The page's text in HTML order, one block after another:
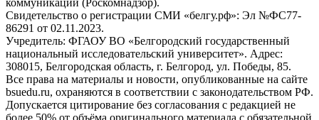
Свидетельство о регистрации СМИ «белгу.рф»: Эл №ФС77-
86291 от 02.11.2023.
Учредитель: ФГАОУ ВО «Белгородский государственный
национальный исследовательский университет». Адрес:
308015, Белгородская область, г. Белгород, ул. Победы, 85.
Все права на материалы и новости, опубликованные на сайте
bsuedu.ru, охраняются в соответствии с законодательством РФ.
Допускается цитирование без согласования с редакцией не
более 50% от объёма оригинального материала с обязательной